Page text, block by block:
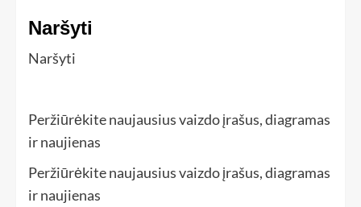
Naršyti
Naršyti
Peržiūrėkite naujausius vaizdo įrašus, diagramas
ir naujienas
Peržiūrėkite naujausius vaizdo įrašus, diagramas
ir naujienas